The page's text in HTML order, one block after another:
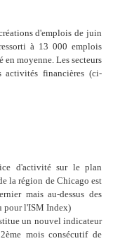
d'emplois de juin
à 13 000 emplois
en moyenne. Les secteurs
activités financières (ci-
d'activité sur le plan
la région de Chicago est
mais au-dessus des
pour l'ISM Index)
un nouvel indicateur
mois consécutif de